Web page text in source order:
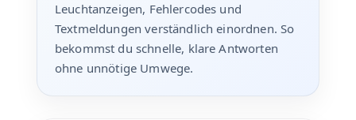
Leuchtanzeigen, Fehlercodes und
Textmeldungen verständlich einordnen. So
bekommst du schnelle, klare Antworten
ohne unnötige Umwege.